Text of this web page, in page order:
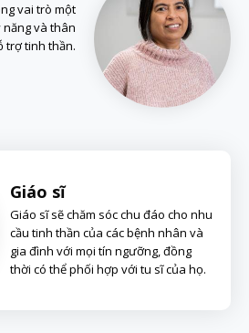
vai trò một
và thân
trợ tinh thần.
Giáo sĩ
Giáo sĩ sẽ chăm sóc chu đáo cho nhu
cầu tinh thần của các bệnh nhân và
gia đình với mọi tín ngưỡng, đồng
thời có thể phối hợp với tu sĩ của họ.